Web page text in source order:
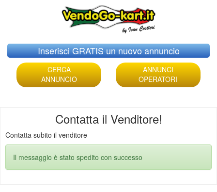
Skip
to
content
Inserisci GRATIS un nuovo annuncio
CERCA
ANNUNCIO
ANNUNCI
OPERATORI
Contatta il Venditore!
Contatta subito il venditore
Il messaggio è stato spedito con successo